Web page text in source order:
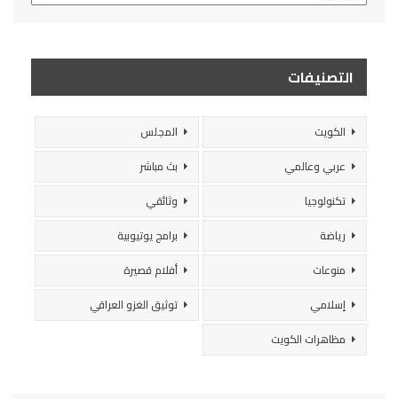
التصنيفات
الكويت
المجلس
عربي وعالمي
بث مباشر
تكنولوجيا
وثائقي
رياضة
برامج يوتيوبية
منوعات
أفلام قصيرة
إسلامي
توثيق الغزو العراقي
مظاهرات الكويت